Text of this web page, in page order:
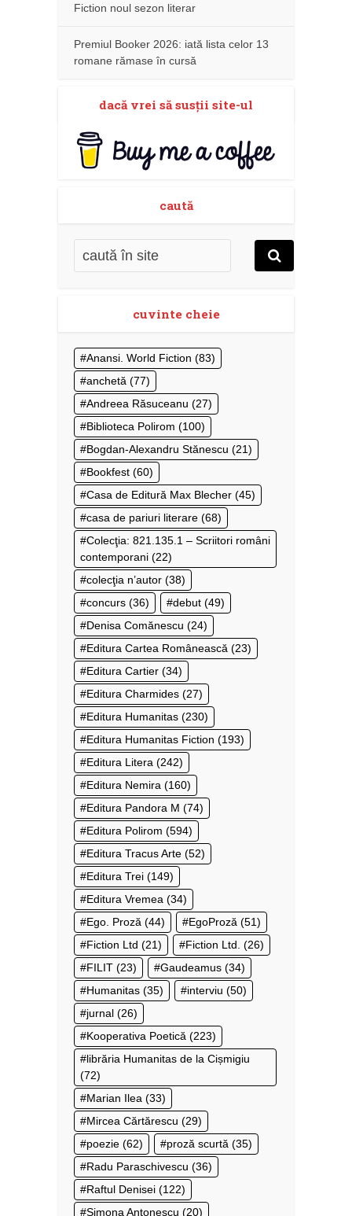
Fiction noul sezon literar
Premiul Booker 2026: iată lista celor 13
romane rămase în cursă
dacă vrei să susţii site-ul
caută
cuvinte cheie
Anansi. World Fiction (83)
anchetă (77)
Andreea Răsuceanu (27)
Biblioteca Polirom (100)
Bogdan-Alexandru Stănescu (21)
Bookfest (60)
Casa de Editură Max Blecher (45)
casa de pariuri literare (68)
Colecţia: 821.135.1 – Scriitori români
contemporani (22)
colecţia n’autor (38)
concurs (36) debut (49)
Denisa Comănescu (24)
Editura Cartea Românească (23)
Editura Cartier (34)
Editura Charmides (27)
Editura Humanitas (230)
Editura Humanitas Fiction (193)
Editura Litera (242)
Editura Nemira (160)
Editura Pandora M (74)
Editura Polirom (594)
Editura Tracus Arte (52)
Editura Trei (149)
Editura Vremea (34)
Ego. Proză (44) EgoProză (51)
Fiction Ltd (21) Fiction Ltd. (26)
FILIT (23) Gaudeamus (34)
Humanitas (35) interviu (50)
jurnal (26)
Kooperativa Poetică (223)
librăria Humanitas de la Cișmigiu
(72)
Marian Ilea (33)
Mircea Cărtărescu (29)
poezie (62) proză scurtă (35)
Radu Paraschivescu (36)
Raftul Denisei (122)
Simona Antonescu (20)